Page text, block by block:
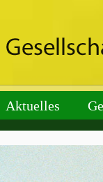
Aktuelles